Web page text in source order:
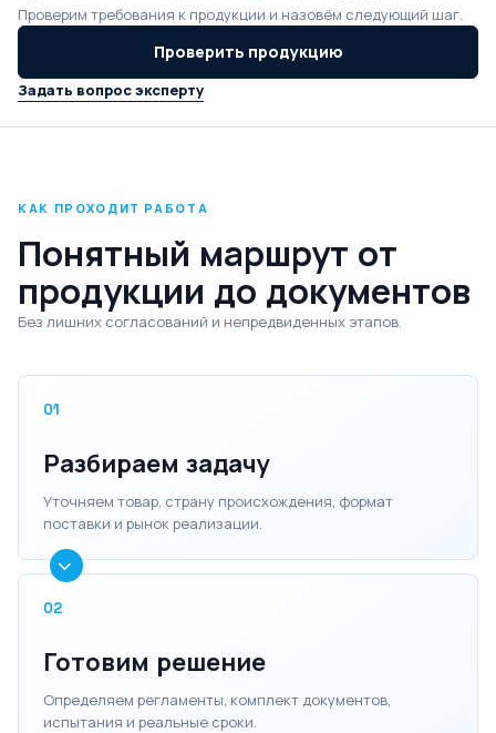
Проверим требования к продукции и назовём следующий шаг.
Проверить продукцию
Задать вопрос эксперту
КАК ПРОХОДИТ РАБОТА
Понятный маршрут от
продукции до документов
Без лишних согласований и непредвиденных этапов.
01
Разбираем задачу
Уточняем товар, страну происхождения, формат
поставки и рынок реализации.
02
Готовим решение
Определяем регламенты, комплект документов,
испытания и реальные сроки.